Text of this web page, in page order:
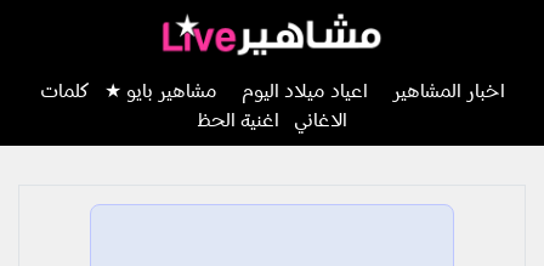
اخبار المشاهير اعياد ميلاد اليوم مشاهير بايو ★
كلمات
الاغاني
اغنية الحظ